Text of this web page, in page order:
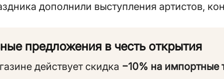
дополнили выступления артистов,
предложения в честь открытия
действует скидка −10% на импортные